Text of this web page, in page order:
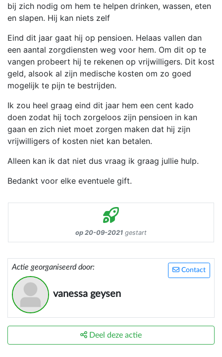
bij zich nodig om hem te helpen drinken, wassen, eten
en slapen. Hij kan niets zelf
Eind dit jaar gaat hij op pensioen. Helaas vallen dan
een aantal zorgdiensten weg voor hem. Om dit op te
vangen probeert hij te rekenen op vrijwilligers. Dit kost
geld, alsook al zijn medische kosten om zo goed
mogelijk te pijn te bestrijden.
Ik zou heel graag eind dit jaar hem een cent kado
doen zodat hij toch zorgeloos zijn pensioen in kan
gaan en zich niet moet zorgen maken dat hij zijn
vrijwilligers of kosten niet kan betalen.
Alleen kan ik dat niet dus vraag ik graag jullie hulp.
Bedankt voor elke eventuele gift.
op 20-09-2021 gestart
Contact
Actie georganiseerd door:
vanessa geysen
Deel deze actie